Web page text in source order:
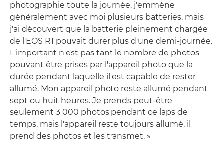
photographie toute la journée, j'emmène
généralement avec moi plusieurs batteries, mais
j'ai découvert que la batterie pleinement chargée
de l'EOS R1 pouvait durer plus d'une demi-journée.
L'important n'est pas tant le nombre de photos
pouvant être prises par l'appareil photo que la
durée pendant laquelle il est capable de rester
allumé. Mon appareil photo reste allumé pendant
sept ou huit heures. Je prends peut-être
seulement 3 000 photos pendant ce laps de
temps, mais l'appareil reste toujours allumé, il
prend des photos et les transmet. »